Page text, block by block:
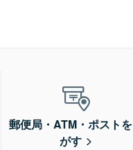
郵便局・ATM・ポスト
がす